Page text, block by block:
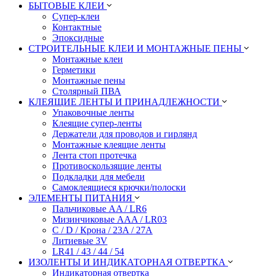
БЫТОВЫЕ КЛЕИ
Супер-клеи
Контактные
Эпоксидные
СТРОИТЕЛЬНЫЕ КЛЕИ И МОНТАЖНЫЕ ПЕНЫ
Монтажные клеи
Герметики
Монтажные пены
Столярный ПВА
КЛЕЯЩИЕ ЛЕНТЫ И ПРИНАДЛЕЖНОСТИ
Упаковочные ленты
Клеящие супер-ленты
Держатели для проводов и гирлянд
Монтажные клеящие ленты
Лента стоп протечка
Противоскользящие ленты
Подкладки для мебели
Самоклеящиеся крючки/полоски
ЭЛЕМЕНТЫ ПИТАНИЯ
Пальчиковые AA / LR6
Мизинчиковые AAA / LR03
C / D / Крона / 23A / 27A
Литиевые 3V
LR41 / 43 / 44 / 54
ИЗОЛЕНТЫ И ИНДИКАТОРНАЯ ОТВЕРТКА
Индикаторная отвертка